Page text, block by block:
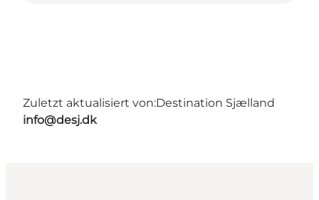
Zuletzt aktualisiert von:Destination Sjælland
info@desj.dk